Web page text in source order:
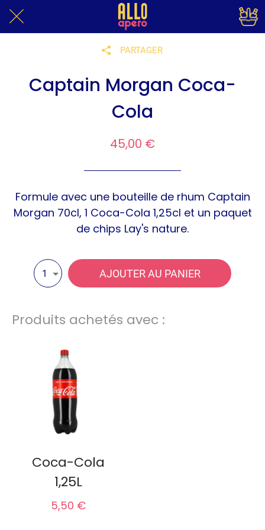
PARTAGER
Captain Morgan Coca-
Cola
45,00 €
Formule avec une bouteille de rhum Captain
Morgan 70cl, 1 Coca-Cola 1,25cl et un paquet
de chips Lay's nature.
1 AJOUTER AU PANIER
Produits achetés avec :
Coca-Cola
1,25L
5,50 €